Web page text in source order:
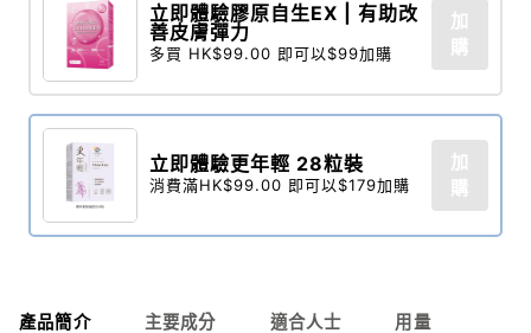
放大
放大
放大
放大
立即體驗膠原自生EX | 有助改
善皮膚彈力
多買 HK$99.00 即可以$99加購
加
購
立即體驗更年輕 28粒裝​
消費滿HK$99.00 即可以$179加購
加
購
產品簡介 主要成分 適合人士 用量